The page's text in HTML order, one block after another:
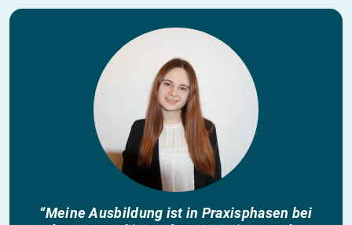
“Meine Ausbildung ist in Praxisphasen bei